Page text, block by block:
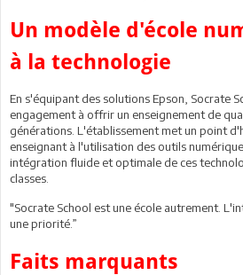
Un modèle d'école
à la technologie
En s'équipant des solutions Epson, Socrate
engagement à offrir un enseignement de
générations. L'établissement met un point
enseignant à l'utilisation des outils
intégration fluide et optimale de ces
classes.
"Socrate School est une école autrement.
une priorité.”
Faits marquants